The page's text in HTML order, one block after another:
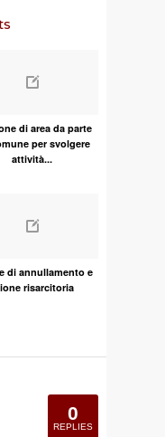
di area da parte
per svolgere
attività...
di annullamento e
risarcitoria
0
REPLIES